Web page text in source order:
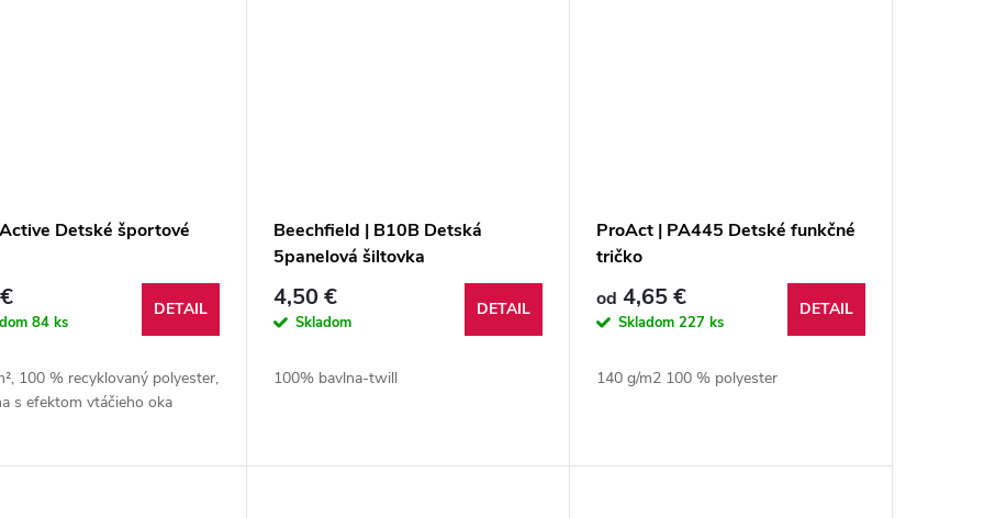
Detské športové
84 ks
DETAIL
100 % recyklovaný polyester,
s efektom vtáčieho oka
Beechfield | B10B Detská
5panelová šiltovka
4,50 €
Skladom
DETAIL
100% bavlna-twill
ProAct | PA445 Detské funkčné
tričko
od 4,65 €
Skladom 227 ks
DETAIL
140 g/m2 100 % polyester